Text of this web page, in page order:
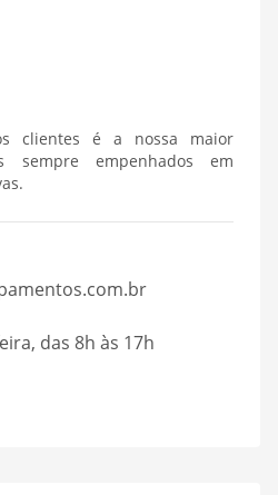
clientes é a nossa maior
sempre empenhados em
das 8h às 17h